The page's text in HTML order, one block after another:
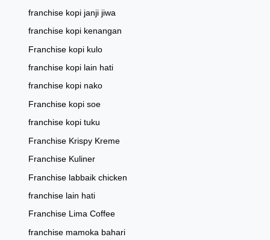
franchise kopi janji jiwa
franchise kopi kenangan
Franchise kopi kulo
franchise kopi lain hati
franchise kopi nako
Franchise kopi soe
franchise kopi tuku
Franchise Krispy Kreme
Franchise Kuliner
Franchise labbaik chicken
franchise lain hati
Franchise Lima Coffee
franchise mamoka bahari